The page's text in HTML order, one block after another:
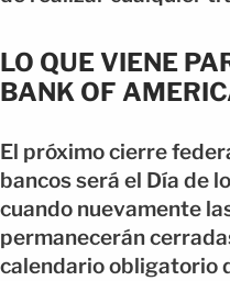
LO QUE VIENE
BANK OF
El próximo cierre
bancos será el Día de
cuando nuevamente
permanecerán
calendario obligatorio